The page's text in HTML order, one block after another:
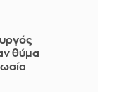
θύμα